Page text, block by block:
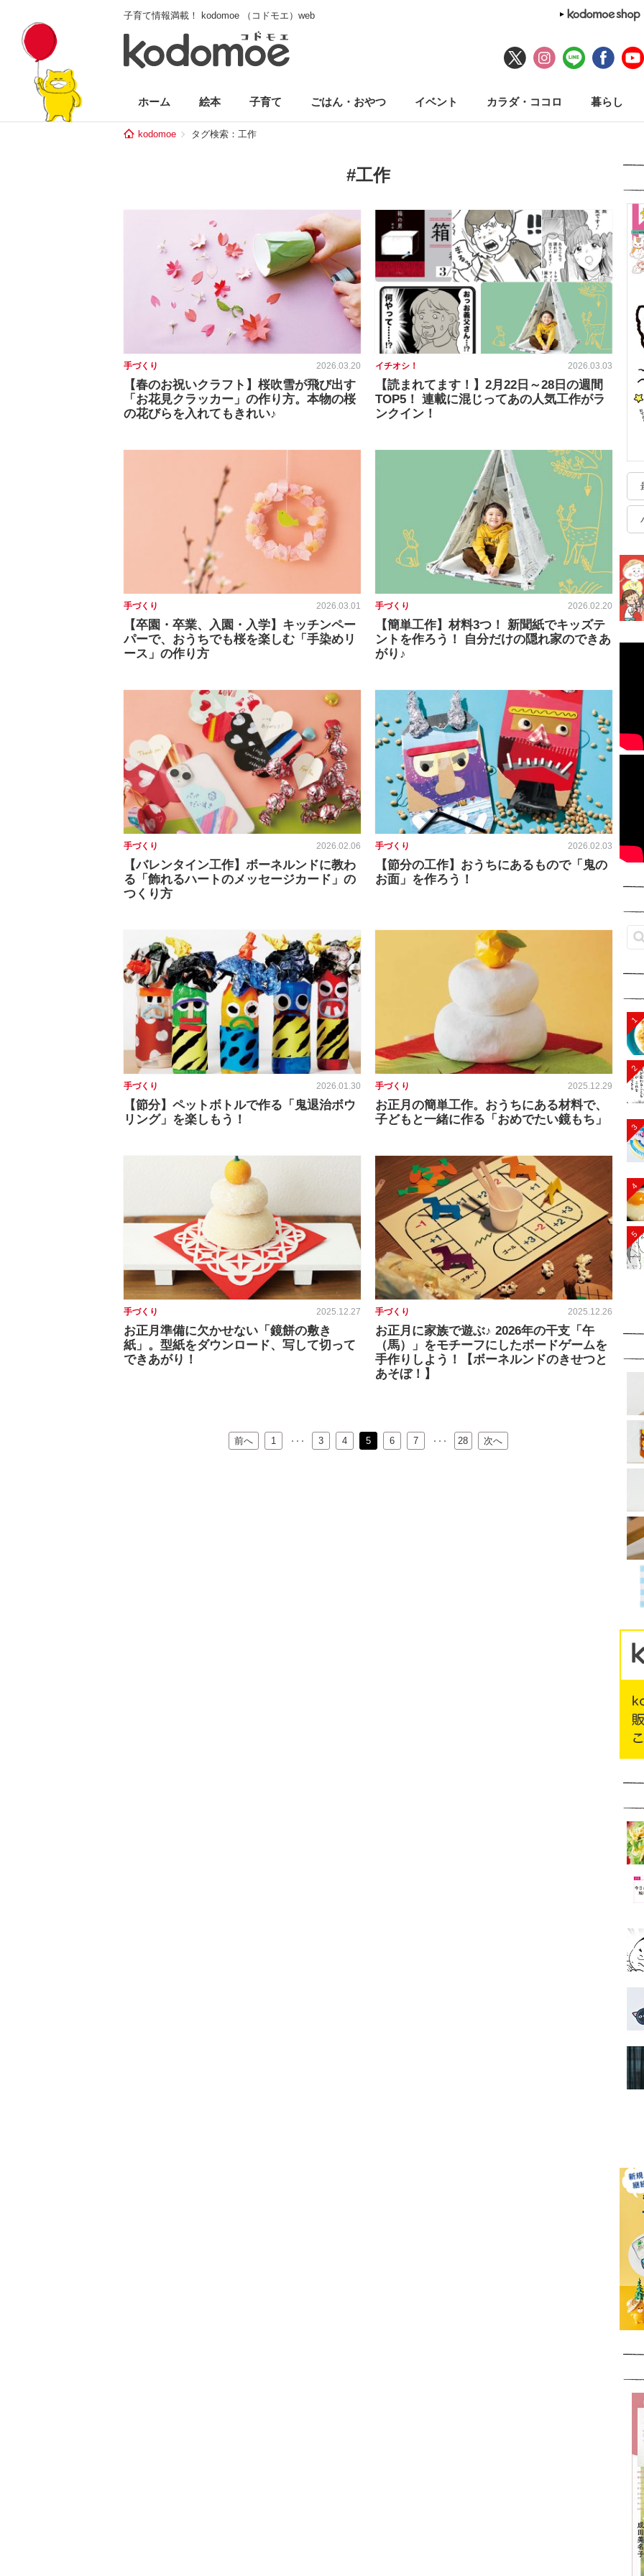
子育て情報満載！ kodomoe （コドモエ）web
ホーム 絵本 子育て ごはん・おやつ イベント カラダ・ココロ 暮らし
kodomoe タグ検索：工作
#工作
手づくり 2026.03.20
【春のお祝いクラフト】桜吹雪が飛び出す
「お花見クラッカー」の作り方。本物の桜
の花びらを入れてもきれい♪
イチオシ！ 2026.03.03
【読まれてます！】2月22日～28日の週間
TOP5！ 連載に混じってあの人気工作がラ
ンクイン！
手づくり 2026.03.01
【卒園・卒業、入園・入学】キッチンペー
パーで、おうちでも桜を楽しむ「手染めリ
ース」の作り方
手づくり 2026.02.20
【簡単工作】材料3つ！ 新聞紙でキッズテ
ントを作ろう！ 自分だけの隠れ家のできあ
がり♪
手づくり 2026.02.06
【バレンタイン工作】ボーネルンドに教わ
る「飾れるハートのメッセージカード」の
つくり方
手づくり 2026.02.03
【節分の工作】おうちにあるもので「鬼の
お面」を作ろう！
手づくり 2026.01.30
【節分】ペットボトルで作る「鬼退治ボウ
リング」を楽しもう！
手づくり 2025.12.29
お正月の簡単工作。おうちにある材料で、
子どもと一緒に作る「おめでたい鏡もち」
手づくり 2025.12.27
お正月準備に欠かせない「鏡餅の敷き
紙」。型紙をダウンロード、写して切って
できあがり！
手づくり 2025.12.26
お正月に家族で遊ぶ♪ 2026年の干支「午
（馬）」をモチーフにしたボードゲームを
手作りしよう！【ボーネルンドのきせつと
あそぼ！】
前へ 1 3 4 5 6 7 28 次へ
1
2
3
4
5